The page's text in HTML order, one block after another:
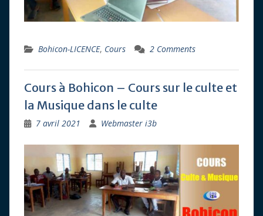
Bohicon-LICENCE, Cours 2 Comments
Cours à Bohicon – Cours sur le culte et
la Musique dans le culte
7 avril 2021 Webmaster i3b